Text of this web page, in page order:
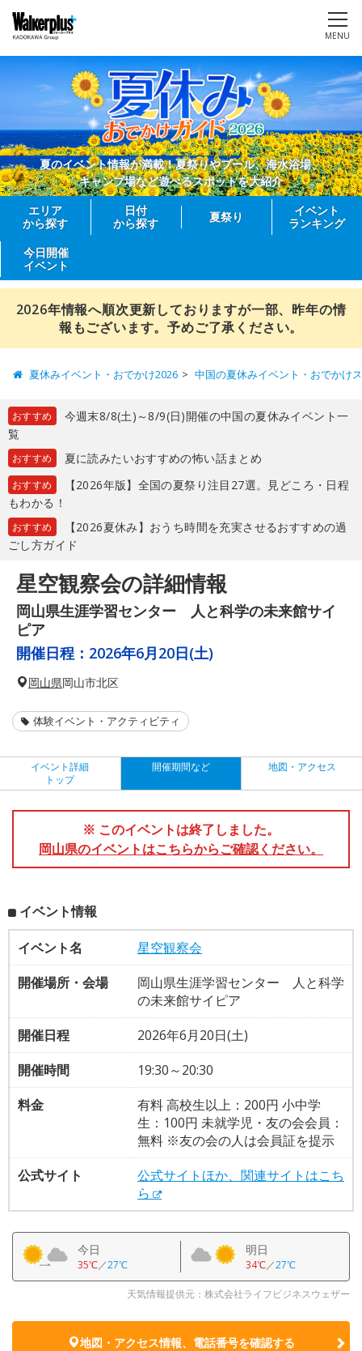
MENU
夏のイベント情報が満載！夏祭りやプール、海水浴場、
キャンプ場など遊べるスポットを大紹介
エリア
から探す
日付
から探す
夏祭り
イベント
ランキング
今日開催
イベント
2026年情報へ順次更新しておりますが一部、昨年の情
報もございます。予めご了承ください。
夏休みイベント・おでかけ2026 中国の夏休みイベント・おでかけ
おすすめ
今週末8/8(土)～8/9(日)開催の中国の夏休みイベント一
覧
おすすめ 夏に読みたいおすすめの怖い話まとめ
おすすめ
【2026年版】全国の夏祭り注目27選。見どころ・日程
もわかる！
おすすめ
【2026夏休み】おうち時間を充実させるおすすめの過
ごし方ガイド
星空観察会の詳細情報
岡山県生涯学習センター 人と科学の未来館サイ
ピア
開催日程： 2026年6月20日(土)
岡山県岡山市北区
体験イベント・アクティビティ
イベント詳細
トップ
開催期間など 地図・アクセス
※ このイベントは終了しました。
岡山県のイベントはこちらからご確認ください。
イベント情報
イベント名
星空観察会
開催場所・会場
岡山県生涯学習センター 人と科学
の未来館サイピア
開催日程
2026年6月20日(土)
開催時間
19:30～20:30
料金
有料 高校生以上：200円 小中学
生：100円 未就学児・友の会会員：
無料 ※友の会の人は会員証を提示
公式サイト
公式サイトほか、関連サイトはこち
ら
今日
35℃／27℃
明日
34℃／27℃
天気情報提供元：株式会社ライフビジネスウェザー
地図・アクセス情報、電話番号を確認する